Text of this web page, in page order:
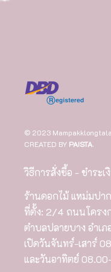
© 2023
CREATED BY PAISTA.
วิธีการสั่งซื้อ - ชำระเ
ร้านดอกไม้ แหม่มปา
ที่ตั้ง: 2/4 ถนนโครง
ตำบลปลายบาง อำเภ
เปิดวันจันทร์-เสาร์
และวันอาทิตย์